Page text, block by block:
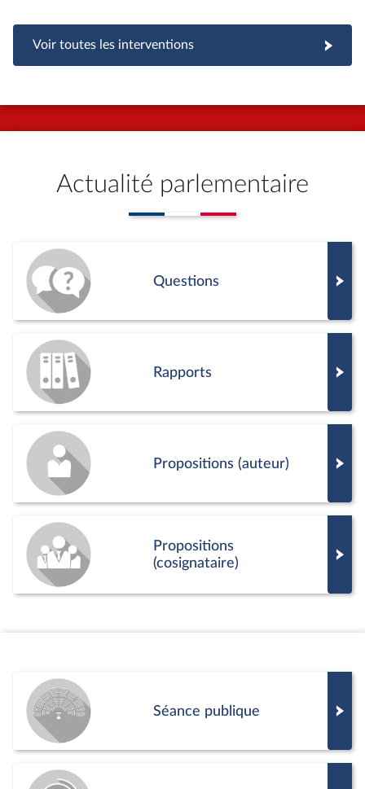
Voir toutes les interventions
Actualité parlementaire
Questions
Rapports
Propositions (auteur)
Propositions
(cosignataire)
Séance publique